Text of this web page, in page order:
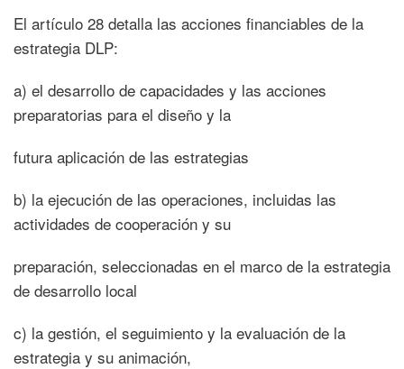
El artículo 28 detalla las acciones financiables de la
estrategia DLP:
a) el desarrollo de capacidades y las acciones
preparatorias para el diseño y la
futura aplicación de las estrategias
b) la ejecución de las operaciones, incluidas las
actividades de cooperación y su
preparación, seleccionadas en el marco de la estrategia
de desarrollo local
c) la gestión, el seguimiento y la evaluación de la
estrategia y su animación,